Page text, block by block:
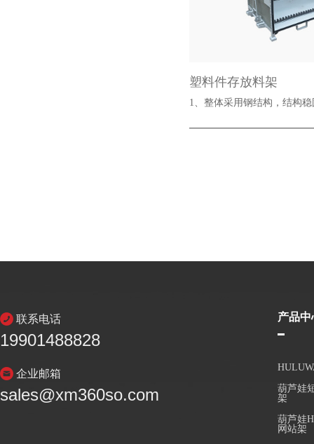
塑料件存放料架
1、整体采用钢结构，结构稳
联系电话
19901488828
企业邮箱
sales@xm360so.com
产品中
葫芦娃
架
葫芦娃
网站架